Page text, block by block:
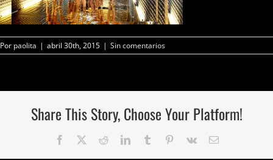
Por paolita | abril 30th, 2015 | Sin comentarios
Share This Story, Choose Your Platform!
Facebook
TwitterRedditLinkedInTumblr Pinterest
Vk
Correo